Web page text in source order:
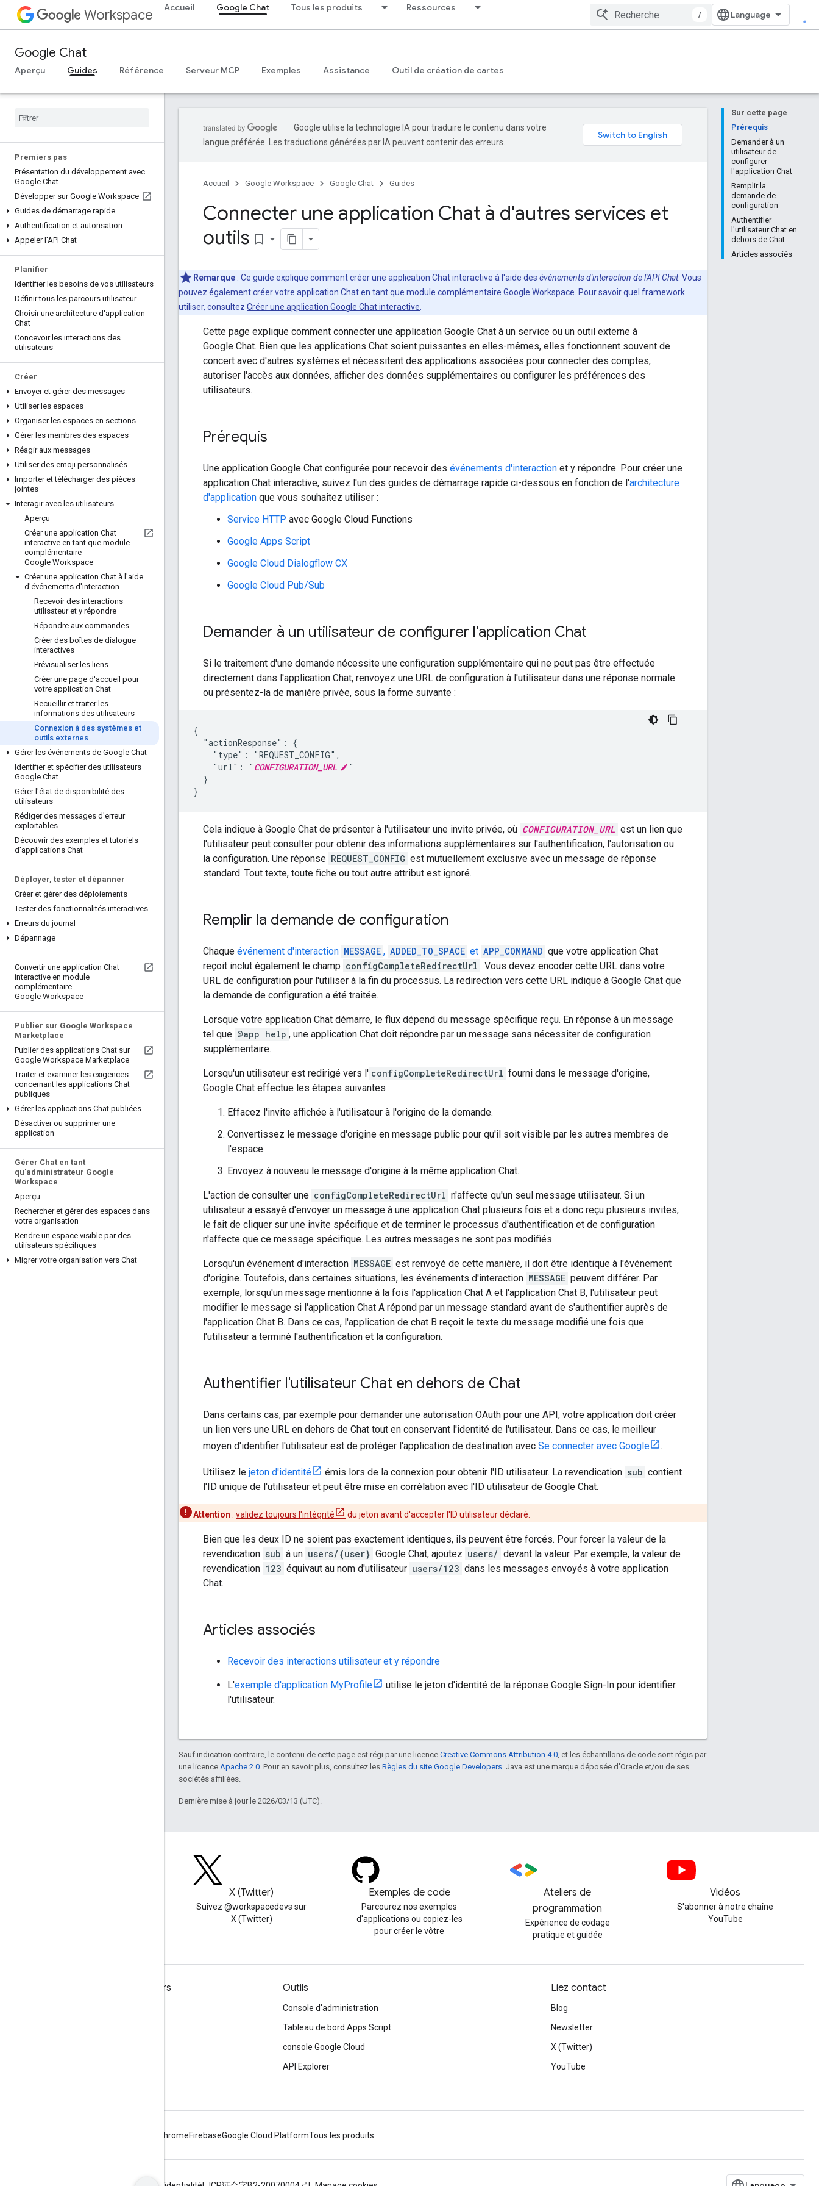
Workspace Accueil Google Chat Tous les produits Ressources
/
Google Chat
Aperçu Guides Référence Serveur MCP Exemples Assistance Outil de création de cartes
Premiers pas
Présentation du développement avec
Google Chat
Développer sur Google Workspace
Guides de démarrage rapide
Authentification et autorisation
Appeler l'API Chat
Planifier
Identifier les besoins de vos utilisateurs
Définir tous les parcours utilisateur
Choisir une architecture d'application
Chat
Concevoir les interactions des
utilisateurs
Créer
Envoyer et gérer des messages
Utiliser les espaces
Organiser les espaces en sections
Gérer les membres des espaces
Réagir aux messages
Utiliser des emoji personnalisés
Importer et télécharger des pièces
jointes
Interagir avec les utilisateurs
Aperçu
Créer une application Chat
interactive en tant que module
complémentaire
Google Workspace
Créer une application Chat à l'aide
d'événements d'interaction
Recevoir des interactions
utilisateur et y répondre
Répondre aux commandes
Créer des boîtes de dialogue
interactives
Prévisualiser les liens
Créer une page d'accueil pour
votre application Chat
Recueillir et traiter les
informations des utilisateurs
Connexion à des systèmes et
outils externes
Gérer les événements de Google Chat
Identifier et spécifier des utilisateurs
Google Chat
Gérer l'état de disponibilité des
utilisateurs
Rédiger des messages d'erreur
exploitables
Découvrir des exemples et tutoriels
d'applications Chat
Déployer, tester et dépanner
Créer et gérer des déploiements
Tester des fonctionnalités interactives
Erreurs du journal
Dépannage
Convertir une application Chat
interactive en module
complémentaire
Google Workspace
Publier sur Google Workspace
Marketplace
Publier des applications Chat sur
Google Workspace Marketplace
Traiter et examiner les exigences
concernant les applications Chat
publiques
Gérer les applications Chat publiées
Désactiver ou supprimer une
application
Gérer Chat en tant
qu'administrateur Google
Workspace
Aperçu
Rechercher et gérer des espaces dans
votre organisation
Rendre un espace visible par des
utilisateurs spécifiques
Migrer votre organisation vers Chat
Sur cette page
Prérequis
Demander à un
utilisateur de
configurer
l'application Chat
Remplir la
demande de
configuration
Authentifier
l'utilisateur Chat en
dehors de Chat
Articles associés
Google utilise la technologie IA pour traduire le contenu dans votre
langue préférée. Les traductions générées par IA peuvent contenir des erreurs.
Accueil Google Workspace Google Chat Guides
Connecter une application Chat à d'autres services et
outils bookmark_border
Remarque : Ce guide explique comment créer une application Chat interactive à l'aide des événements d'interaction de l'API Chat. Vous
pouvez également créer votre application Chat en tant que module complémentaire Google Workspace. Pour savoir quel framework
utiliser, consultez Créer une application Google Chat interactive
Cette page explique comment connecter une application Google Chat à un service ou un outil externe à
Google Chat. Bien que les applications Chat soient puissantes en elles-mêmes, elles fonctionnent souvent de
concert avec d'autres systèmes et nécessitent des applications associées pour connecter des comptes,
autoriser l'accès aux données, afficher des données supplémentaires ou configurer les préférences des
utilisateurs.
Prérequis
Une application Google Chat configurée pour recevoir des événements d'interaction et y répondre. Pour créer une
application Chat interactive, suivez l'un des guides de démarrage rapide ci-dessous en fonction de l'architecture
d'application que vous souhaitez utiliser :
Service HTTP avec Google Cloud Functions
Google Apps Script
Google Cloud Dialogflow CX
Google Cloud Pub/Sub
Demander à un utilisateur de configurer l'application Chat
Si le traitement d'une demande nécessite une configuration supplémentaire qui ne peut pas être effectuée
directement dans l'application Chat, renvoyez une URL de configuration à l'utilisateur dans une réponse normale
ou présentez-la de manière privée, sous la forme suivante :
{
  "actionResponse": {
    "type": "REQUEST_CONFIG",
    "url": "
CONFIGURATION_URL
"
  }
Cela indique à Google Chat de présenter à l'utilisateur une invite privée, où CONFIGURATION_URL est un lien que
l'utilisateur peut consulter pour obtenir des informations supplémentaires sur l'authentification, l'autorisation ou
la configuration. Une réponse REQUEST_CONFIG est mutuellement exclusive avec un message de réponse
standard. Tout texte, toute fiche ou tout autre attribut est ignoré.
Remplir la demande de configuration
Chaque événement d'interaction MESSAGE , ADDED_TO_SPACE et APP_COMMAND que votre application Chat
reçoit inclut également le champ configCompleteRedirectUrl . Vous devez encoder cette URL dans votre
URL de configuration pour l'utiliser à la fin du processus. La redirection vers cette URL indique à Google Chat que
la demande de configuration a été traitée.
Lorsque votre application Chat démarre, le flux dépend du message spécifique reçu. En réponse à un message
tel que @app help , une application Chat doit répondre par un message sans nécessiter de configuration
supplémentaire.
Lorsqu'un utilisateur est redirigé vers l' configCompleteRedirectUrl fourni dans le message d'origine,
Google Chat effectue les étapes suivantes :
Effacez l'invite affichée à l'utilisateur à l'origine de la demande.
Convertissez le message d'origine en message public pour qu'il soit visible par les autres membres de
l'espace.
Envoyez à nouveau le message d'origine à la même application Chat.
L'action de consulter une configCompleteRedirectUrl n'affecte qu'un seul message utilisateur. Si un
utilisateur a essayé d'envoyer un message à une application Chat plusieurs fois et a donc reçu plusieurs invites,
le fait de cliquer sur une invite spécifique et de terminer le processus d'authentification et de configuration
n'affecte que ce message spécifique. Les autres messages ne sont pas modifiés.
Lorsqu'un événement d'interaction MESSAGE est renvoyé de cette manière, il doit être identique à l'événement
d'origine. Toutefois, dans certaines situations, les événements d'interaction MESSAGE peuvent différer. Par
exemple, lorsqu'un message mentionne à la fois l'application Chat A et l'application Chat B, l'utilisateur peut
modifier le message si l'application Chat A répond par un message standard avant de s'authentifier auprès de
l'application Chat B. Dans ce cas, l'application de chat B reçoit le texte du message modifié une fois que
l'utilisateur a terminé l'authentification et la configuration.
Authentifier l'utilisateur Chat en dehors de Chat
Dans certains cas, par exemple pour demander une autorisation OAuth pour une API, votre application doit créer
un lien vers une URL en dehors de Chat tout en conservant l'identité de l'utilisateur. Dans ce cas, le meilleur
moyen d'identifier l'utilisateur est de protéger l'application de destination avec Se connecter avec Google .
Utilisez le jeton d'identité émis lors de la connexion pour obtenir l'ID utilisateur. La revendication sub contient
l'ID unique de l'utilisateur et peut être mise en corrélation avec l'ID utilisateur de Google Chat.
Attention : validez toujours l'intégrité du jeton avant d'accepter l'ID utilisateur déclaré.
Bien que les deux ID ne soient pas exactement identiques, ils peuvent être forcés. Pour forcer la valeur de la
revendication sub à un users/{user} Google Chat, ajoutez users/ devant la valeur. Par exemple, la valeur de
revendication 123 équivaut au nom d'utilisateur users/123 dans les messages envoyés à votre application
Chat.
Articles associés
Recevoir des interactions utilisateur et y répondre
L'exemple d'application MyProfile
utilise le jeton d'identité de la réponse Google Sign-In pour identifier
l'utilisateur.
Sauf indication contraire, le contenu de cette page est régi par une licence Creative Commons Attribution 4.0 , et les échantillons de code sont régis par
une licence Apache 2.0 . Pour en savoir plus, consultez les Règles du site Google Developers . Java est une marque déposée d'Oracle et/ou de ses
sociétés affiliées.
Dernière mise à jour le 2026/03/13 (UTC).
X (Twitter)
Suivez @workspacedevs sur
X (Twitter)
Exemples de code
Parcourez nos exemples
d'applications ou copiez-les
pour créer le vôtre
Ateliers de
programmation
Expérience de codage
pratique et guidée
Vidéos
S'abonner à notre chaîne
YouTube
Google Workspace for Developers Outils
Console d'administration
Tableau de bord Apps Script
console Google Cloud
API Explorer
Liez contact
Blog
Newsletter
X (Twitter)
YouTube
ChromeFirebaseGoogle Cloud PlatformTous les produits